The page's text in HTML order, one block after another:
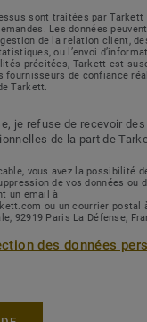
sont traitées par
Les données
de la relation client,
ou l’envoi
précitées, Tarkett est
fournisseurs de confiance
Tarkett.
je refuse de recevoir
de la part de
vous avez la possibilité
de vos données ou
un email à
ou un courrier postal
92919 Paris La Défense,
des données